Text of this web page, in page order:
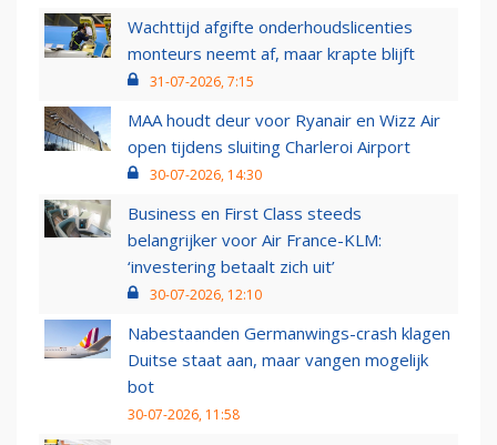
Wachttijd afgifte onderhoudslicenties
monteurs neemt af, maar krapte blijft
31-07-2026, 7:15
MAA houdt deur voor Ryanair en Wizz Air
open tijdens sluiting Charleroi Airport
30-07-2026, 14:30
Business en First Class steeds
belangrijker voor Air France-KLM:
‘investering betaalt zich uit’
30-07-2026, 12:10
Nabestaanden Germanwings-crash klagen
Duitse staat aan, maar vangen mogelijk
bot
30-07-2026, 11:58